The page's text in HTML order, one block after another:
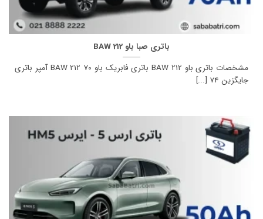
باتری صبا باو BAW 212
مشخصات باتری باو BAW 212 باتری فابریک باو BAW 212 70 آمپر باتری
جایگزین 74 [...]